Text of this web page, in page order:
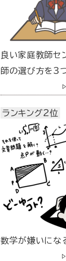
良い家庭教師セ
師の選び方を3
ランキング2位
数学が嫌いにな